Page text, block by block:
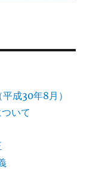
成30年8月）
いて